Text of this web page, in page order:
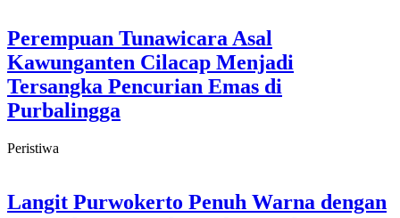
Perempuan Tunawicara Asal
Kawunganten Cilacap Menjadi
Tersangka Pencurian Emas di
Purbalingga
Peristiwa
Langit Purwokerto Penuh Warna dengan